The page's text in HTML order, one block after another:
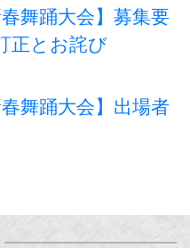
舞踊大会】募集要
正とお詫び
舞踊大会】出場者